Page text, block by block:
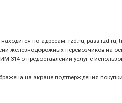
по адресам: rzd.ru, pass.rzd.ru,
железнодорожных перевозчиков на
о предоставлении услуг с
на экране подтверждения покупки.